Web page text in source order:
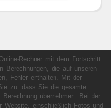
Rechner mit dem Fortschritt
Berechnungen, die auf unseren
Fehler enthalten. Mit der
zu, dass Sie die gesamte
übernehmen. Bei der
Website, einschließlich Fotos und